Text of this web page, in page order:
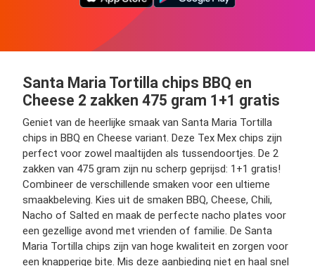
Santa Maria Tortilla chips BBQ en
Cheese 2 zakken 475 gram 1+1 gratis
Geniet van de heerlijke smaak van Santa Maria Tortilla
chips in BBQ en Cheese variant. Deze Tex Mex chips zijn
perfect voor zowel maaltijden als tussendoortjes. De 2
zakken van 475 gram zijn nu scherp geprijsd: 1+1 gratis!
Combineer de verschillende smaken voor een ultieme
smaakbeleving. Kies uit de smaken BBQ, Cheese, Chili,
Nacho of Salted en maak de perfecte nacho plates voor
een gezellige avond met vrienden of familie. De Santa
Maria Tortilla chips zijn van hoge kwaliteit en zorgen voor
een knapperige bite. Mis deze aanbieding niet en haal snel